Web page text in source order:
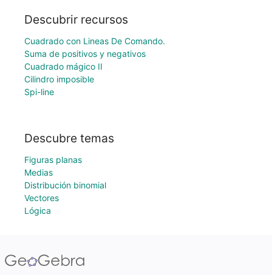
Descubrir recursos
Cuadrado con Lineas De Comando.
Suma de positivos y negativos
Cuadrado mágico II
Cilindro imposible
Spi-line
Descubre temas
Figuras planas
Medias
Distribución binomial
Vectores
Lógica